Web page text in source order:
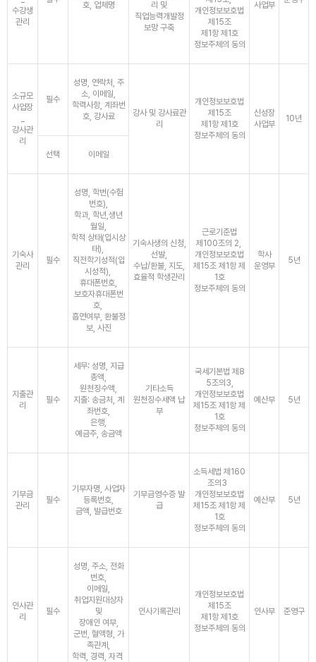
수강생
관리
호, 업체명
리 및
직업능력개발정
보망 구축
개인정보보호법
제15조
제1항 제1호
정보주체의 동의
사업부
소규모
사업장
강사관
리
필수
성명, 연락처, 주
소, 이메일,
학력사항, 계좌번
호, 강사료
강사 및 강사료관
리
개인정보보호법
제15조
제1항 제1호
정보주체의 동의
신성장
사업부
10년
선택 이메일
기숙사
관리
필수
성명, 학번(수험
번호),
학과, 학년,생년
월일,
학적 상태(입시상
태),
직전학기성적(입
시성적),
휴대폰번호,
보호자휴대폰번
호,
흡연여부, 환불정
보, 사진
기숙사생의 신청,
선발,
수납/환불, 지도,
효율적 학생관리
근로기준법
제100조의 2,
개인정보보호법
제15조 제1항 제
1호
정보주체의 동의
학사
운영부
5년
지출관
리
필수
세무: 성명, 지급
총액,
원천징수액,
지출: 송금처, 계
좌번호,
은행,
예금주, 송금액
기타소득
원천징수세액 납
부
국세기본법 제8
5조의3,
개인정보보호법
제15조 제1항 제
1호
정보주체의 동의
예산부 5년
기부금
관리
필수
기부자명, 사업자
등록번호,
금액, 발급번호
기부금영수증 발
급
소득세법 제160
조의3
개인정보보호법
제15조 제1항 제
1호
정보주체의 동의
예산부 5년
인사관
리
필수
성명, 주소, 전화
번호,
이메일,
취업지원대상자
및
장애인 여부,
군번, 혈액형, 가
족관계,
학력, 경력, 자격
인사기록관리
개인정보보호법
제15조
제1항 제1호
정보주체의 동의
인사부 준영구